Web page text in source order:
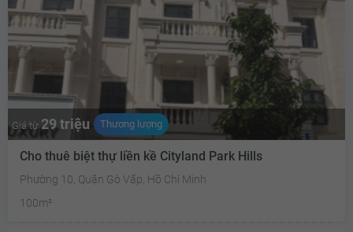
Giá từ 29 triệu Thương lượng
Cho thuê biệt thự liền kề Cityland Park Hills
Phường 10, Quận Gò Vấp, Hồ Chí Minh
100m²